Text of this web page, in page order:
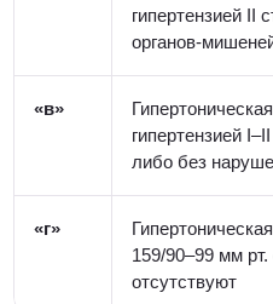
гипертензией II
органов-
«в»
гипертензией
либо без
«г»
159/90–99 мм
отсутствуют